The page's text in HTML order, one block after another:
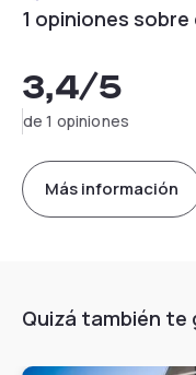
1 opiniones
3,4/5
de 1 opiniones
Más información
Quizá también te